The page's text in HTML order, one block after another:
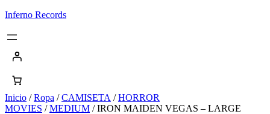
Saltar
contenido
Inferno Records
Inicio /Ropa /CAMISETA /HORROR
MOVIES /MEDIUM / IRON MAIDEN VEGAS – LARGE